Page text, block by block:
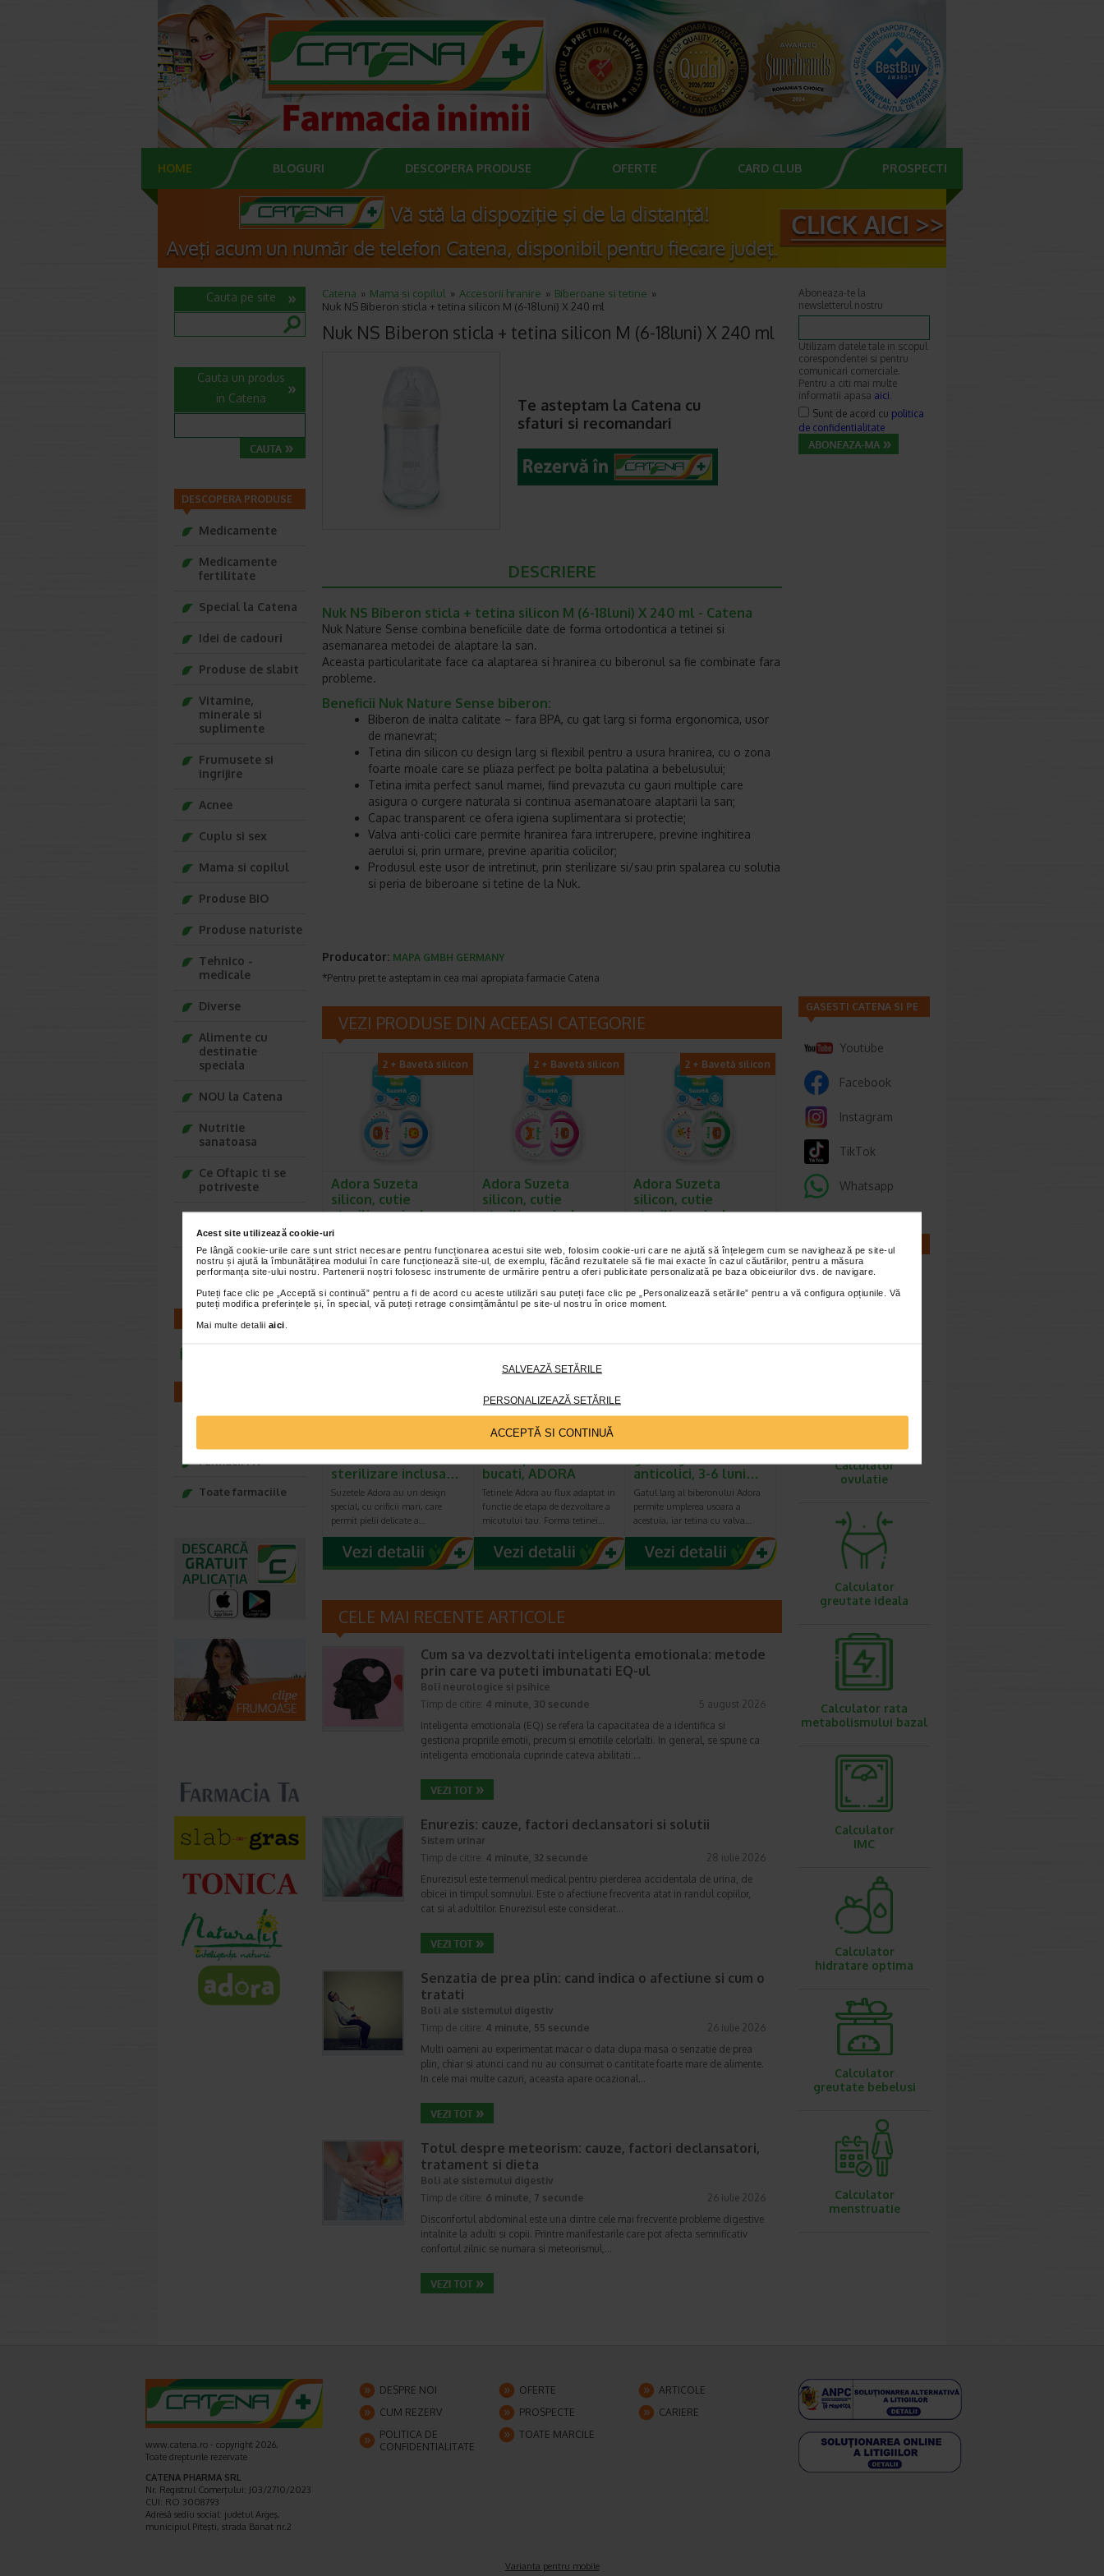
Acest site utilizează cookie-uri
Pe lângă cookie-urile care sunt strict necesare pentru funcționarea acestui site web, folosim cookie-uri care ne ajută să înțelegem cum se navighează pe site-ul
nostru și ajută la îmbunătățirea modului în care funcționează site-ul, de exemplu, făcând rezultatele să fie mai exacte în cazul căutărilor, pentru a măsura
performanța site-ului nostru. Partenerii noștri folosesc instrumente de urmărire pentru a oferi publicitate personalizată pe baza obiceiurilor dvs. de navigare.
Puteți face clic pe „Acceptă si continuă” pentru a fi de acord cu aceste utilizări sau puteți face clic pe „Personalizează setările” pentru a vă configura opțiunile. Vă
puteți modifica preferințele și, în special, vă puteți retrage consimțământul pe site-ul nostru în orice moment.
Mai multe detalii aici
SALVEAZĂ SETĂRILE
PERSONALIZEAZĂ SETĂRILE
ACCEPTĂ SI CONTINUĂ
HOME BLOGURI DESCOPERA PRODUSE OFERTE CARD CLUB PROSPECTE
Catena Mama si copilul Accesorii hranire
Biberoane si tetine
Nuk NS Biberon sticla + tetina silicon M (6-18luni) X 240 ml
Nuk NS Biberon sticla + tetina silicon M (6-18luni) X 240 ml
Te asteptam la Catena cu
sfaturi si recomandari
DESCRIERE
Nuk NS Biberon sticla + tetina silicon M (6-18luni) X 240 ml - Catena
Nuk Nature Sense combina beneficiile date de forma ortodontica a tetinei si
asemanarea metodei de alaptare la san.
Aceasta particularitate face ca alaptarea si hranirea cu biberonul sa fie combinate fara
probleme.
Beneficii Nuk Nature Sense biberon:
Biberon de inalta calitate – fara BPA, cu gat larg si forma ergonomica, usor
de manevrat;
Tetina din silicon cu design larg si flexibil pentru a usura hranirea, cu o zona
foarte moale care se pliaza perfect pe bolta palatina a bebelusului;
Tetina imita perfect sanul mamei, fiind prevazuta cu gauri multiple care
asigura o curgere naturala si continua asemanatoare alaptarii la san;
Capac transparent ce ofera igiena suplimentara si protectie;
Valva anti-colici care permite hranirea fara intrerupere, previne inghitirea
aerului si, prin urmare, previne aparitia colicilor;
Produsul este usor de intretinut, prin sterilizare si/sau prin spalarea cu solutia
si peria de biberoane si tetine de la Nuk.
Producator: MAPA GMBH GERMANY
*Pentru pret te asteptam in cea mai apropiata farmacie Catena
VEZI PRODUSE DIN ACEEASI CATEGORIE
2 + Bavetă silicon
Adora Suzeta
silicon, cutie
sterilizare inclusa…
Suzetele Adora au un design
special, cu orificii mari, care
permit pielii delicate a…
2 + Bavetă silicon
Adora Suzeta
silicon, cutie
sterilizare inclusa…
special, cu orificii mari, care
permit pielii delicate a…
2 + Bavetă silicon
Adora Suzeta
silicon, cutie
sterilizare inclusa…
special, cu orificii mari, care
permit pielii delicate a…
sterilizare inclusa…
Suzetele Adora au un design
special, cu orificii mari, care
permit pielii delicate a…
bucati, ADORA
Tetinele Adora au flux adaptat in
functie de etapa de dezvoltare a
micutului tau. Forma tetinei…
anticolici, 3-6 luni…
Gatul larg al biberonului Adora
permite umplerea usoara a
acestuia, iar tetina cu valva…
CELE MAI RECENTE ARTICOLE
Cum sa va dezvoltati inteligenta emotionala: metode
prin care va puteti imbunatati EQ-ul
Boli neurologice si psihice
Timp de citire: 4 minute, 30 secunde
5 august 2026
Inteligenta emotionala (EQ) se refera la capacitatea de a identifica si
gestiona propriile emotii, precum si emotiile celorlalti. In general, se spune ca
inteligenta emotionala cuprinde cateva abilitati:…
Enurezis: cauze, factori declansatori si solutii
Sistem urinar
Timp de citire: 4 minute, 32 secunde
28 iulie 2026
Enurezisul este termenul medical pentru pierderea accidentala de urina, de
obicei in timpul somnului. Este o afectiune frecventa atat in randul copiilor,
cat si al adultilor. Enurezisul este considerat…
Senzatia de prea plin: cand indica o afectiune si cum o
tratati
Boli ale sistemului digestiv
Timp de citire: 4 minute, 55 secunde
26 iulie 2026
Multi oameni au experimentat macar o data dupa masa o senzatie de prea
plin, chiar si atunci cand nu au consumat o cantitate foarte mare de alimente.
In cele mai multe cazuri, aceasta apare ocazional…
Totul despre meteorism: cauze, factori declansatori,
tratament si dieta
Boli ale sistemului digestiv
Timp de citire: 6 minute, 7 secunde
26 iulie 2026
Disconfortul abdominal este una dintre cele mai frecvente probleme digestive
intalnite la adulti si copii. Printre manifestarile care pot afecta semnificativ
confortul zilnic se numara si meteorismul,…
Cauta pe site
Cauta un produs
in Catena
DESCOPERA PRODUSE
Medicamente
Medicamente
fertilitate
Special la Catena
Idei de cadouri
Produse de slabit
Vitamine,
minerale si
suplimente
Frumusete si
ingrijire
Acnee
Cuplu si sex
Mama si copilul
Produse BIO
Produse naturiste
Tehnico -
medicale
Diverse
Alimente cu
destinatie
speciala
NOU la Catena
Nutritie
sanatoasa
Ce Oftapic ti se
potriveste
din prima clipa
Seturi cadou
Baylis&Harding
CONTACT
Farmacii FIV
Toate farmaciile
Aboneaza-te la
newsletterul nostru
Utilizam datele tale in scopul
corespondentei si pentru
comunicari comerciale.
Pentru a citi mai multe
informatii apasa aici.
Sunt de acord cu politica
de confidentialitate
GASESTI CATENA SI PE
Youtube
Facebook
Instagram
TikTok
Whatsapp
CALCULATOARE
Calculator
ovulatie
Calculator
greutate ideala
Calculator rata
metabolismului bazal
Calculator
IMC
Calculator
hidratare optima
Calculator
greutate bebelusi
Calculator
menstruatie
www.catena.ro - copyright 2026,
Toate drepturile rezervate
CATENA PHARMA SRL
Nr. Registrul Comerţului: J03/2710/2023
CUI: RO 3008793
Adresă sediu social: judetul Argeş,
municipiul Piteşti, strada Banat nr.2
DESPRE NOI OFERTE
ARTICOLE
CUM REZERV
PROSPECTE
CARIERE
POLITICA DE
CONFIDENTIALITATE
TOATE MARCILE
Varianta pentru mobile